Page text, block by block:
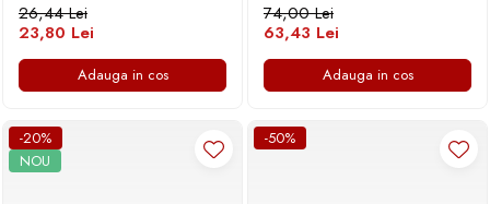
26,44 Lei
23,80 Lei
Adauga in cos
74,00 Lei
63,43 Lei
Adauga in cos
-20%
NOU
-50%